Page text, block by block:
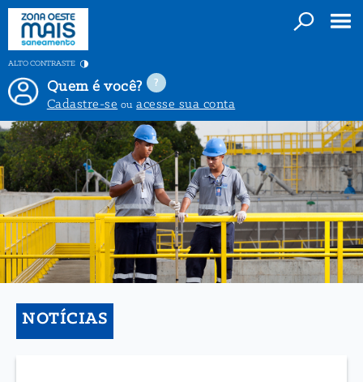
ALTO CONTRASTE
Quem é você?
Cadastre-se ouacesse sua conta
NOTÍCIAS